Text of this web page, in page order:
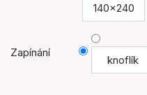
140x240
Zapínání
knoflík